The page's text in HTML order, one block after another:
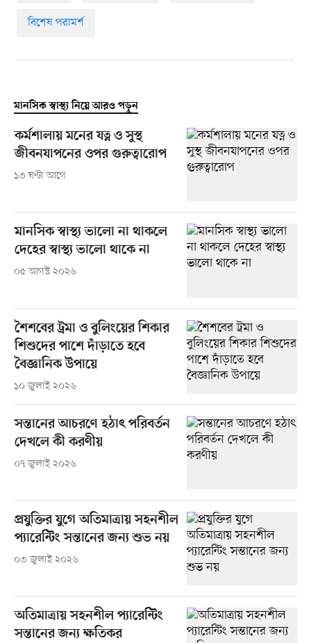
বিশেষ পরামর্শ
মানসিক স্বাস্থ্য নিয়ে আরও পড়ুন
কর্মশালায় মনের যত্ন ও সুস্থ
জীবনযাপনের ওপর গুরুত্বারোপ
১৩ ঘণ্টা আগে
মানসিক স্বাস্থ্য ভালো না থাকলে
দেহের স্বাস্থ্য ভালো থাকে না
০৫ আগস্ট ২০২৬
শৈশবের ট্রমা ও বুলিংয়ের শিকার
শিশুদের পাশে দাঁড়াতে হবে
বৈজ্ঞানিক উপায়ে
১০ জুলাই ২০২৬
সন্তানের আচরণে হঠাৎ পরিবর্তন
দেখলে কী করণীয়
০৭ জুলাই ২০২৬
প্রযুক্তির যুগে অতিমাত্রায় সহনশীল
প্যারেন্টিং সন্তানের জন্য শুভ নয়
০৩ জুলাই ২০২৬
অতিমাত্রায় সহনশীল প্যারেন্টিং
সন্তানের জন্য ক্ষতিকর